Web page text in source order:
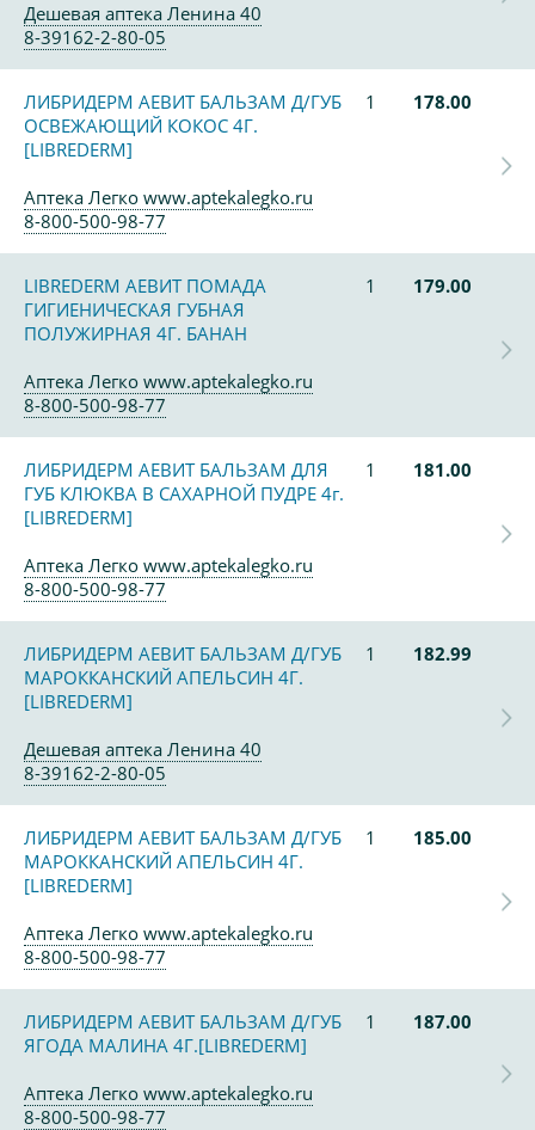
Дешевая аптека Ленина 40
8-39162-2-80-05
ЛИБРИДЕРМ АЕВИТ БАЛЬЗАМ Д/ГУБ
ОСВЕЖАЮЩИЙ КОКОС 4Г.
[LIBREDERM]
1 178.00
Аптека Легко www.aptekalegko.ru
8-800-500-98-77
LIBREDERM АЕВИТ ПОМАДА
ГИГИЕНИЧЕСКАЯ ГУБНАЯ
ПОЛУЖИРНАЯ 4Г. БАНАН
1 179.00
Аптека Легко www.aptekalegko.ru
8-800-500-98-77
ЛИБРИДЕРМ АЕВИТ БАЛЬЗАМ ДЛЯ
ГУБ КЛЮКВА В САХАРНОЙ ПУДРЕ 4г.
[LIBREDERM]
1 181.00
Аптека Легко www.aptekalegko.ru
8-800-500-98-77
ЛИБРИДЕРМ АЕВИТ БАЛЬЗАМ Д/ГУБ
МАРОККАНСКИЙ АПЕЛЬСИН 4Г.
[LIBREDERM]
1 182.99
Дешевая аптека Ленина 40
8-39162-2-80-05
ЛИБРИДЕРМ АЕВИТ БАЛЬЗАМ Д/ГУБ
МАРОККАНСКИЙ АПЕЛЬСИН 4Г.
[LIBREDERM]
1 185.00
Аптека Легко www.aptekalegko.ru
8-800-500-98-77
ЛИБРИДЕРМ АЕВИТ БАЛЬЗАМ Д/ГУБ
ЯГОДА МАЛИНА 4Г.[LIBREDERM]
1 187.00
Аптека Легко www.aptekalegko.ru
8-800-500-98-77